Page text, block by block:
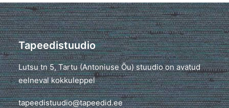
Tapeedistuudio
Lutsu tn 5, Tartu (Antoniuse Õu) stuudio on avatud
eelneval kokkuleppel
tapeedistuudio@tapeedid.ee